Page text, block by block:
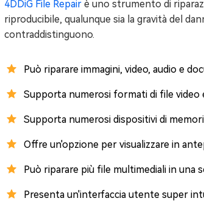
4DDiG File Repair è uno strumento di
riproducibile, qualunque sia la gravità del
contraddistinguono.
Può riparare immagini, video, audio e
Supporta numerosi formati di file video
Supporta numerosi dispositivi di
Offre un'opzione per visualizzare in
Può riparare più file multimediali in una
Presenta un'interfaccia utente super